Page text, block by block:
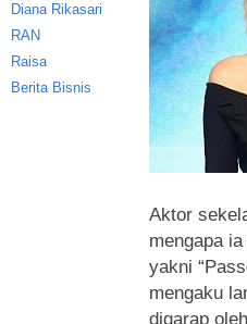
Diana Rikasari
RAN
Raisa
Berita Bisnis
Aktor
mengapa
yakni
mengaku
digarap